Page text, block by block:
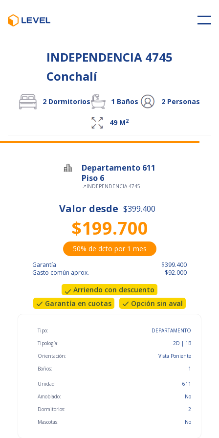
INDEPENDENCIA 4745
Conchalí
2 Dormitorios 1 Baños 2 Personas
49 M2
Departamento 611
Piso 6
📍INDEPENDENCIA 4745
Valor desde $399.400
$199.700
50% de dcto por 1 mes
Garantía
Gasto común aprox.
$399.400
$92.000
Arriendo con descuento
Garantía en cuotas
Opción sin aval
Tipo:
Tipología:
Orientación:
Baños:
DEPARTAMENTO
2D | 1B
Vista Poniente
1
Unidad
Amoblado:
Dormitorios:
Mascotas:
611
No
2
No